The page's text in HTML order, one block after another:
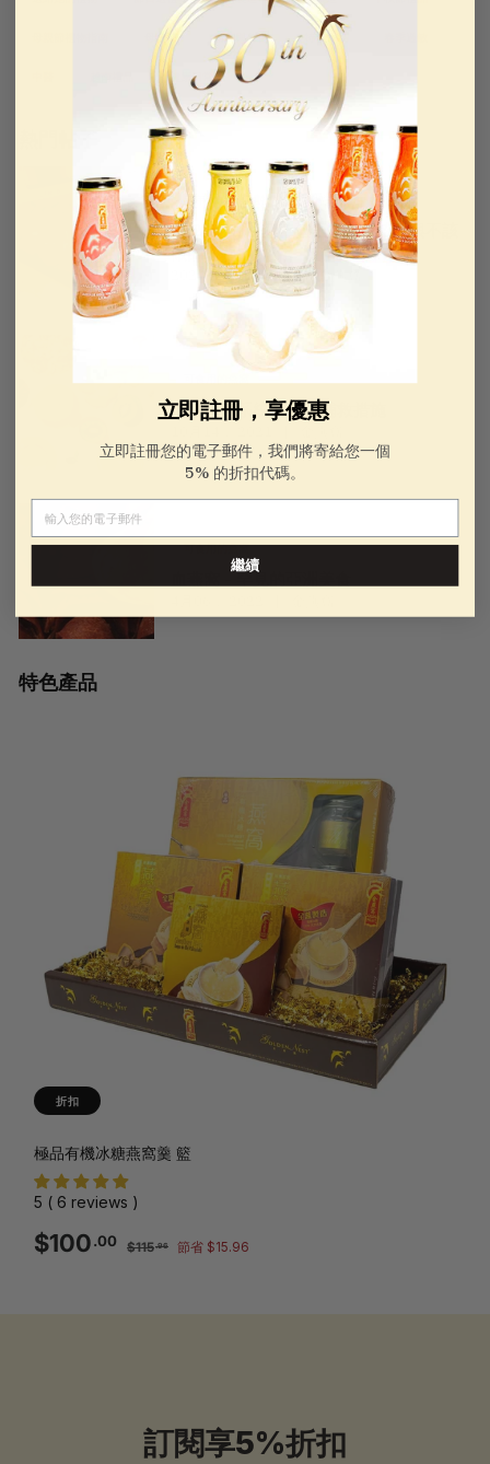
母親節 新聞與公告 特色食品
健康日常
老年人的中國禮物 中國禮物
2026年農曆新年送禮須知：該做與不該
做的事項
2024 年 11 月 4 日
增強免疫系統的 7 種補救措施
可食用的燕窩
血燕窩 - 罕見的亞洲美食
特色產品
折扣
極品有機冰糖燕窩羹 籃
5 ( 6 reviews )
銷
售
$100.00$100.00
般
$115.96$115.96
節省 $15.96
訂閱享5%折扣
立即註冊，享優惠
立即註冊您的電子郵件，我們將寄給您一個
5% 的折扣代碼。
繼續